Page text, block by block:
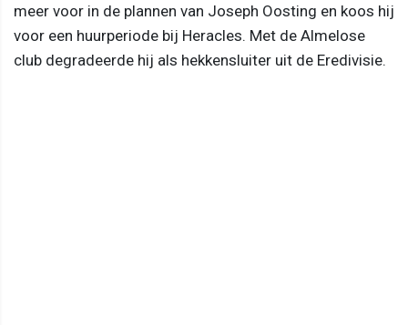
meer voor in de plannen van Joseph Oosting en koos hij
voor een huurperiode bij Heracles. Met de Almelose
club degradeerde hij als hekkensluiter uit de Eredivisie.